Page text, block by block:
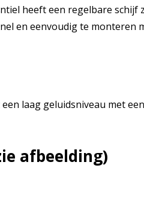
heeft een regelbare schijf
en eenvoudig te monteren
laag geluidsniveau met een
afbeelding)